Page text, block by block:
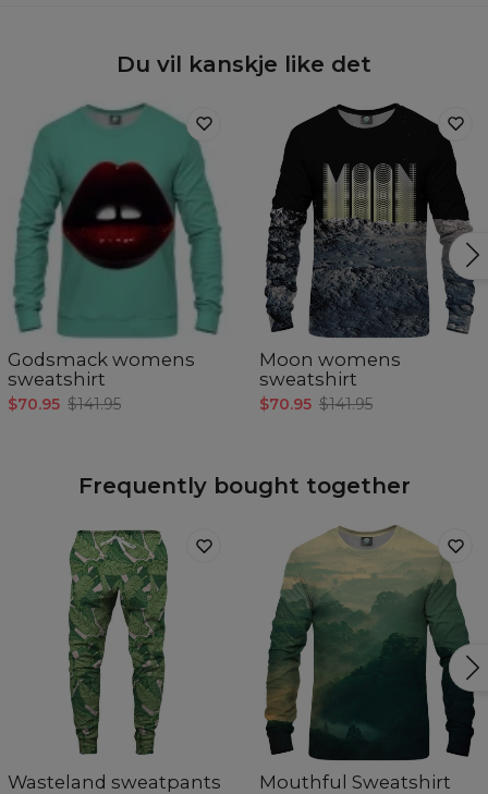
Du vil kanskje like det
Godsmack womens
sweatshirt
$70.95 $141.95
Moon womens
sweatshirt
$70.95 $141.95
Frequently bought together
Wasteland sweatpants Mouthful Sweatshirt